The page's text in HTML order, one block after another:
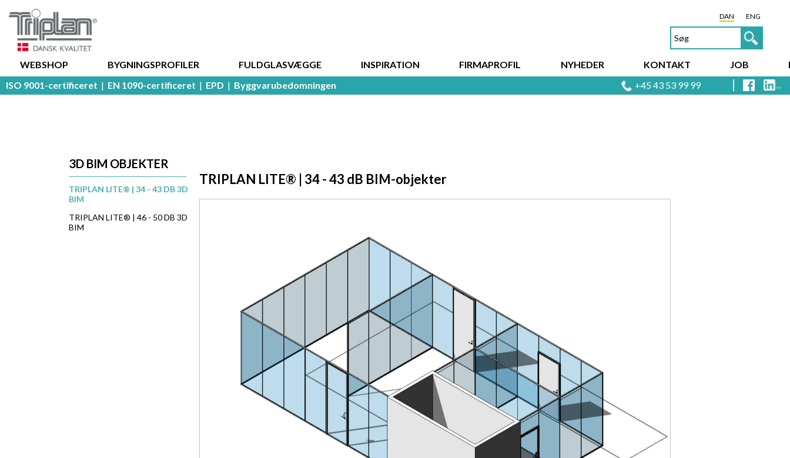
DAN ENG
WEBSHOP BYGNINGSPROFILER FULDGLASVÆGGE INSPIRATION FIRMAPROFIL NYHEDER KONTAKT JOB
ISO 9001-certificeret | EN 1090-certificeret | EPD | Byggvarubedomningen +45 43 53 99 99
3D BIM OBJEKTER
TRIPLAN LITE® | 34 - 43 DB 3D
BIM
TRIPLAN LITE® | 46 - 50 DB 3D
BIM
TRIPLAN LITE® | 34 - 43 dB BIM-objekter